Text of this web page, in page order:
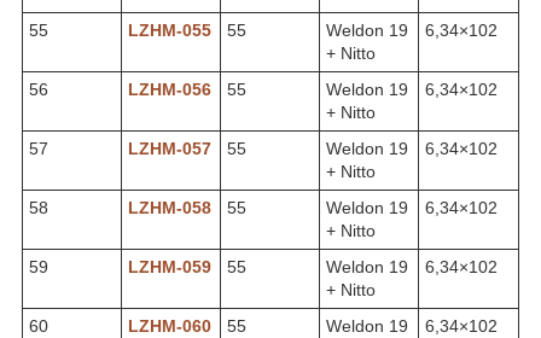
55
LZHM-055 55
Weldon 19
+ Nitto
6,34×102
56 LZHM-056 55
Weldon 19
+ Nitto
6,34×102
57 LZHM-057 55
Weldon 19
+ Nitto
6,34×102
58 LZHM-058 55
Weldon 19
+ Nitto
6,34×102
59 LZHM-059 55
Weldon 19
+ Nitto
6,34×102
60 LZHM-060 55
Weldon 19
6,34×102